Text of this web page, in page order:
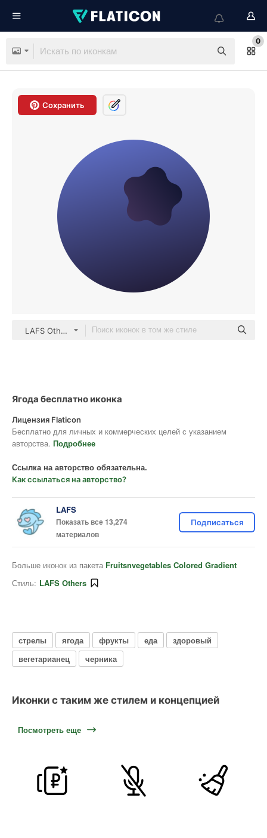
0
Сохранить
LAFS Others
Ягода бесплатно иконка
Лицензия Flaticon
Бесплатно для личных и коммерческих целей с указанием
авторства. Подробнее
Ссылка на авторство обязательна.
Как ссылаться на авторство?
LAFS
Показать все 13,274
материалов
Подписаться
Больше иконок из пакета Fruitsnvegetables Colored Gradient
Стиль: LAFS Others
стрелы ягода фрукты еда
здоровый
вегетарианец
черника
Иконки с таким же стилем и концепцией
Посмотреть еще